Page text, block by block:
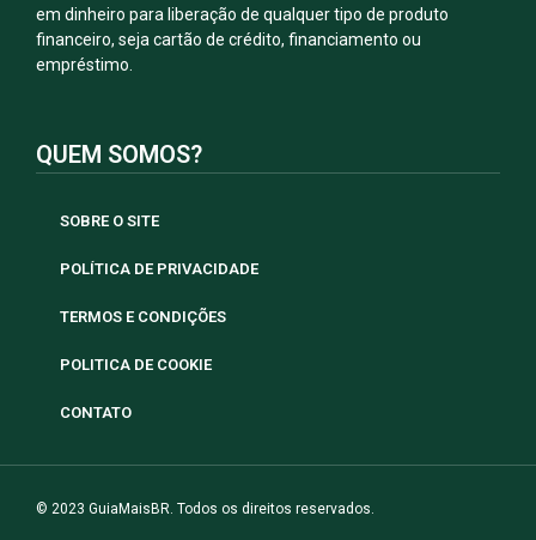
em dinheiro para liberação de qualquer tipo de produto
financeiro, seja cartão de crédito, financiamento ou
empréstimo.
QUEM SOMOS?
SOBRE O SITE
POLÍTICA DE PRIVACIDADE
TERMOS E CONDIÇÕES
POLITICA DE COOKIE
CONTATO
© 2023 GuiaMaisBR. Todos os direitos reservados.